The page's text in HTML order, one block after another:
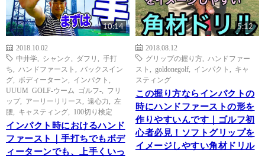
10:14
2018.10.02
中井学
シャンク ダフリ
手打
ち
ハンドファースト
バックスイン
グ
ボディーターン インパクト
UUUM GOLF-ウーム ゴルフ-
フリ
ップ, アーリーリリース 遠心力
左
腰
キャスティング 100切り検定
インパクト時におけるハンド
ファースト｜手打ちでもボデ
ィーターンでも、上手くいっ
5:12
2018.08.12
グリップの握り方
ハンドファー
スト
goldonegolf インパクト
キャ
スティング
この握り方ならインパクトの
時にハンドファーストの形を
作りやすいんです｜ゴルフ初
心者必見！ソフトグリップを
イメージしやすい角材ドリル